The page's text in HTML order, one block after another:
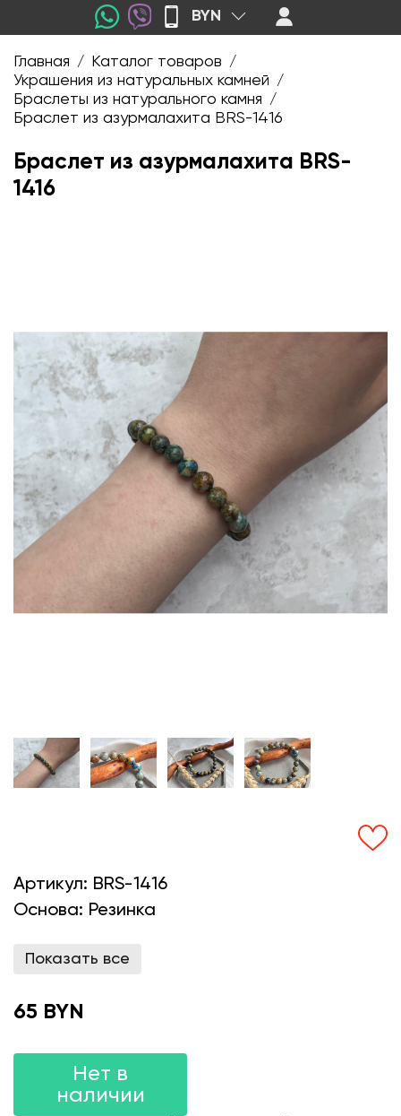
BYN
Главная / Каталог товаров /
Украшения из натуральных камней /
Браслеты из натурального камня /
Браслет из азурмалахита BRS-1416
Браслет из азурмалахита BRS-
1416
Артикул: BRS-1416
Основа: Резинка
Показать все
65 BYN
Нет в
наличии